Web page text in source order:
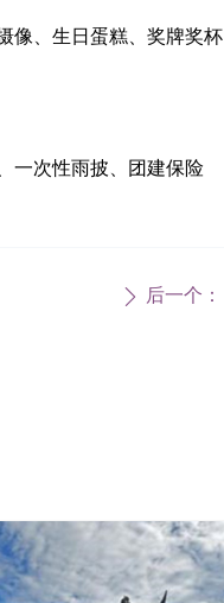
像、生日蛋糕、奖牌奖杯
一次性雨披、团建保险
ꄲ 后一个：